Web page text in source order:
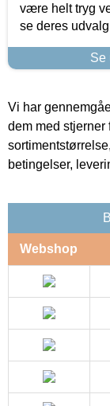
være helt tryg
se deres
Se
Vi har
dem med stjerner
betingelser,
Webshop